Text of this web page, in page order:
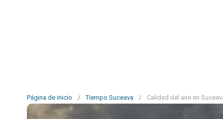
Página de inicio / Tiempo Suceava / Calidad del aire en